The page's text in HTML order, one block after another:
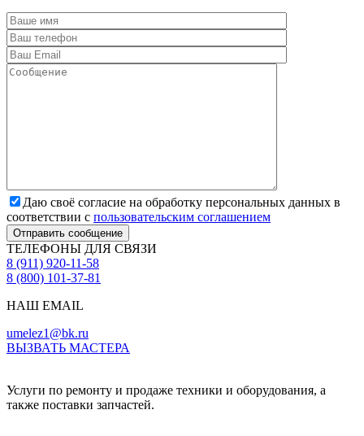
Даю своё согласие на обработку персональных данных в
соответствии с пользовательским соглашением
Отправить сообщение
ТЕЛЕФОНЫ ДЛЯ СВЯЗИ
8 (911) 920-11-58
8 (800) 101-37-81
НАШ EMAIL
umelez1@bk.ru
ВЫЗВАТЬ МАСТЕРА
Услуги по ремонту и продаже техники и оборудования, а
также поставки запчастей.